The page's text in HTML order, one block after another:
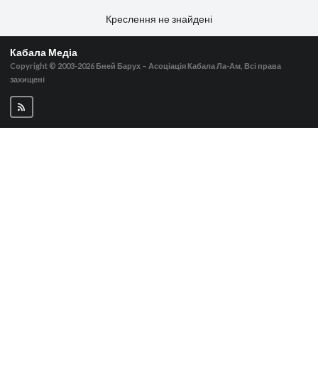
Креслення не знайдені
Кабала Медіа
Copyright © 2003-2026 Бней Барух – Асоціація Кабала Ла-Ам, Всі права
захищені